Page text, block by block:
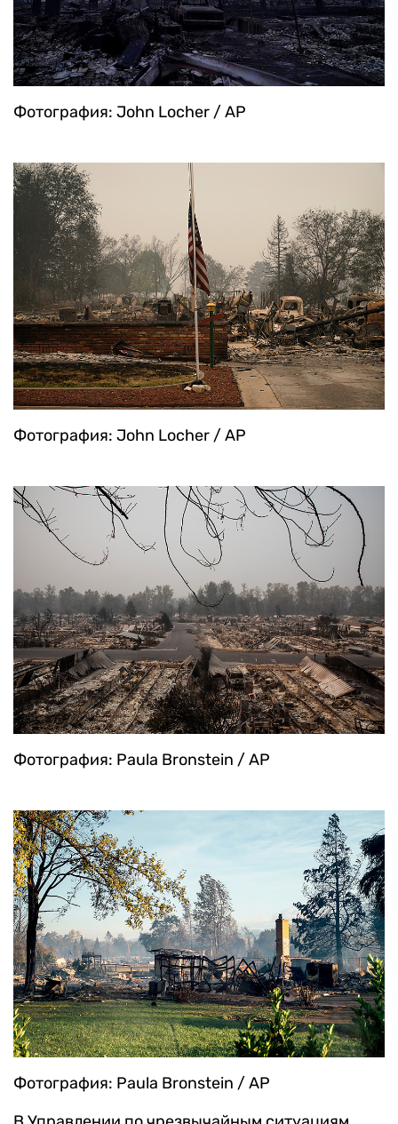
Фотография: John Locher / AP
Фотография: John Locher / AP
Фотография: Paula Bronstein / AP
Фотография: Paula Bronstein / AP